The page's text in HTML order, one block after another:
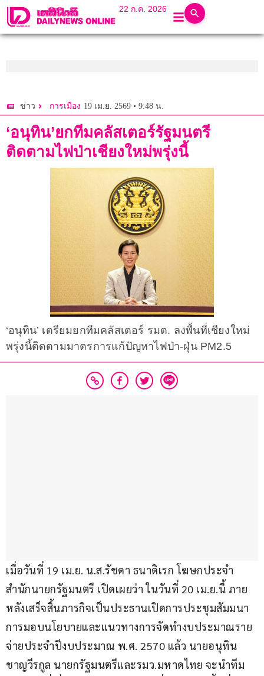
22 ก.ค. 2026
ข่าว การเมือง 19 เม.ย. 2569 • 9:48 น.
‘อนุทิน’ยกทีมคลัสเตอร์รัฐมนตรี
ติดตามไฟป่าเชียงใหม่พรุ่งนี้
‘อนุทิน’ เตรียมยกทีมคลัสเตอร์ รมต. ลงพื้นที่เชียงใหม่
พรุ่งนี้ติดตามมาตรการแก้ปัญหาไฟป่า-ฝุ่น PM2.5
เมื่อวันที่ 19 เม.ย. น.ส.รัชดา ธนาดิเรก โฆษกประจำ
สำนักนายกรัฐมนตรี เปิดเผยว่า ในวันที่ 20 เม.ย.นี้ ภาย
หลังเสร็จสิ้นภารกิจเป็นประธานเปิดการประชุมสัมมนา
การมอบนโยบายและแนวทางการจัดทำงบประมาณราย
จ่ายประจำปีงบประมาณ พ.ศ. 2570 แล้ว นายอนุทิน
ชาญวีรกูล นายกรัฐมนตรีและรมว.มหาดไทย จะนำทีม